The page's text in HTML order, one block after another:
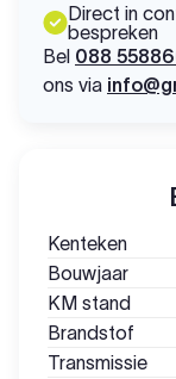
Direct in
bespreken
Bel 088
ons via
Kenteken
Bouwjaar
KM stand
Brandstof
Transmissie